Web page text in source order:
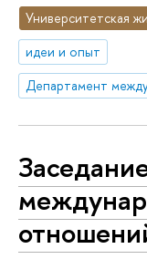
Университетская
идеи и опыт